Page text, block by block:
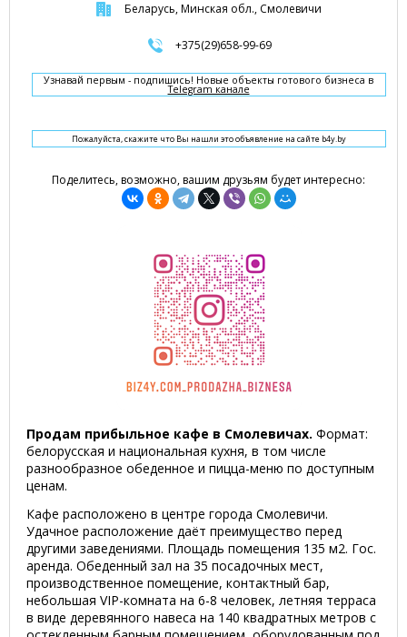
Беларусь, Минская обл., Смолевичи
+375(29)658-99-69
Узнавай первым - подпишись! Новые объекты готового бизнеса в
Telegram канале
Пожалуйста, скажите что Вы нашли это объявление на сайте b4y.by
Поделитесь, возможно, вашим друзьям будет интересно:
Продам прибыльное кафе в Смолевичах. Формат:
белорусская и национальная кухня, в том числе
разнообразное обеденное и пицца-меню по доступным
ценам.
Кафе расположено в центре города Смолевичи.
Удачное расположение даёт преимущество перед
другими заведениями. Площадь помещения 135 м2. Гос.
аренда. Обеденный зал на 35 посадочных мест,
производственное помещение, контактный бар,
небольшая VIP-комната на 6-8 человек, летняя терраса
в виде деревянного навеса на 140 квадратных метров с